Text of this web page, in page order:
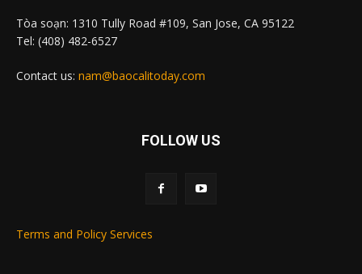
Tòa soạn: 1310 Tully Road #109, San Jose, CA 95122
Tel: (408) 482-6527
Contact us: nam@baocalitoday.com
FOLLOW US
Terms and Policy Services